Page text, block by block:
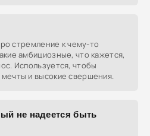
стремление к чему-то
амбициозные, что кажется,
Используется, чтобы
и высокие свершения.
не надеется быть